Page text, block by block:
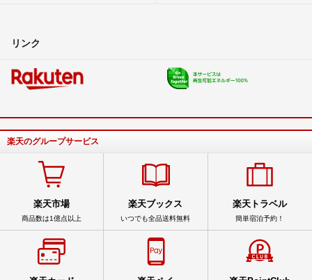
リンク
楽天のグループサービス
楽天市場
商品数は1億点以上
楽天ブックス
いつでも全品送料無料
楽天トラベル
簡単宿泊予約！